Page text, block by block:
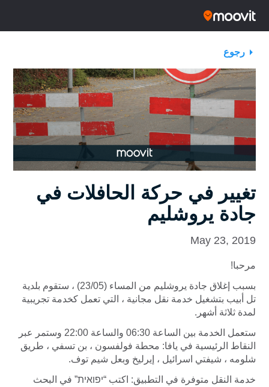
رجوع
تغيير في حركة الحافلات في
جادة يروشليم
May 23, 2019
مرحبا!
بسبب إغلاق جادة يروشليم من المساء (23/05) ، ستقوم بلدية
تل أبيب بتشغيل خدمة نقل مجانية ، التي تعمل كخدمة تجريبية
لمدة ثلاثة أشهر.
ستعمل الخدمة بين الساعة 06:30 والساعة 22:00 وستمر عبر
النقاط الرئيسية في يافا: محطة فولفسون ، بن تسفي ، طريق
شلومه ، شيفتي اسرائيل ، إيرليخ وبعل شيم توف.
خدمة النقل متوفرة في التطبيق: اكتب “יפואית” في البحث